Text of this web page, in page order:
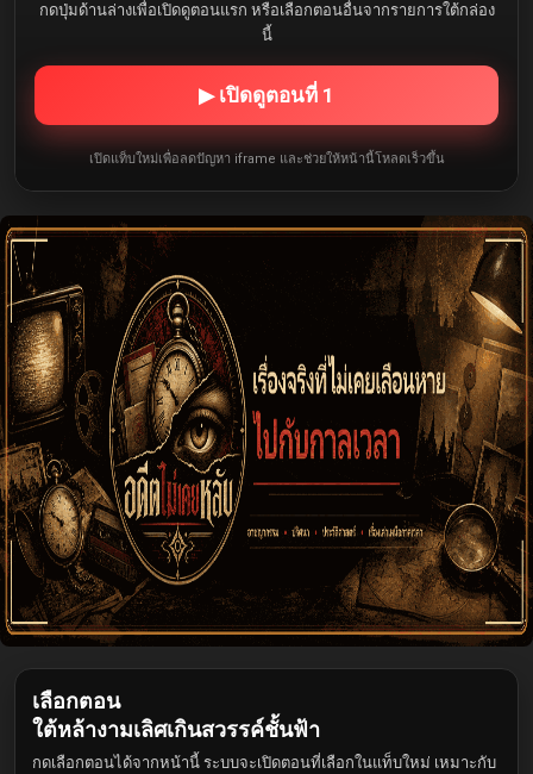
กดปุ่มด้านล่างเพื่อเปิดดูตอนแรก หรือเลือกตอนอื่นจากรายการใต้กล่อง
นี้
▶ เปิดดูตอนที่ 1
เปิดแท็บใหม่เพื่อลดปัญหา iframe และช่วยให้หน้านี้โหลดเร็วขึ้น
เลือกตอน
ใต้หล้างามเลิศเกินสวรรค์ชั้นฟ้า
กดเลือกตอนได้จากหน้านี้ ระบบจะเปิดตอนที่เลือกในแท็บใหม่ เหมาะกับ